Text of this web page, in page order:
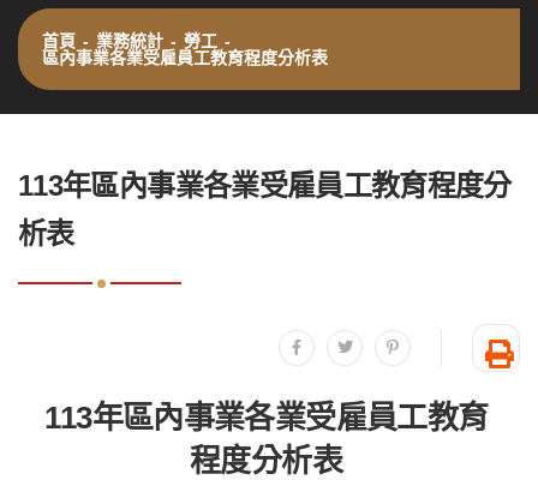
首頁 - 業務統計 - 勞工 -
區內事業各業受雇員工教育程度分析表
113年區內事業各業受雇員工教育程度分
析表
分享至facebook
分享至twitter分享至plurk
友
113年區內事業各業受雇員工教育
程度分析表